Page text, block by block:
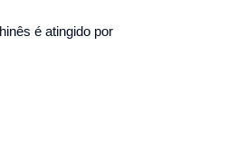
é atingido por